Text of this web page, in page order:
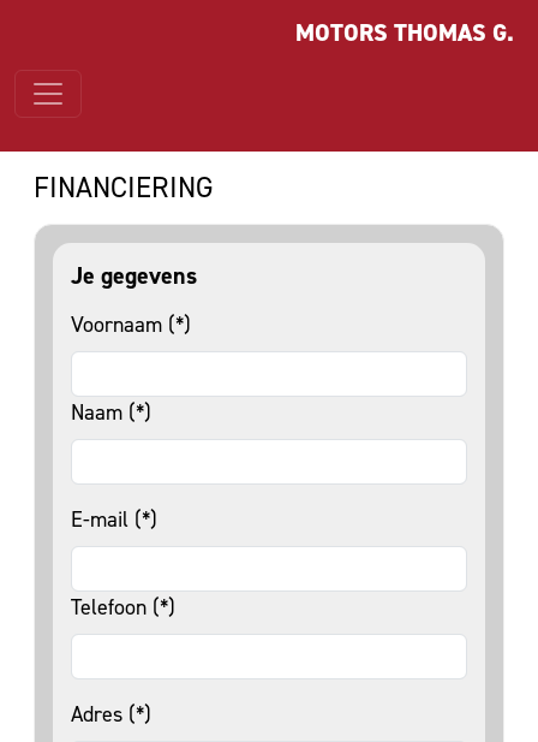
MOTORS THOMAS G.
FINANCIERING
Je gegevens
Voornaam (*)
Naam (*)
E-mail (*)
Telefoon (*)
Adres (*)